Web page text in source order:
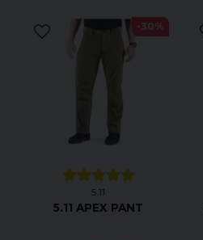
5.11
5.11 APEX PANT
-30%